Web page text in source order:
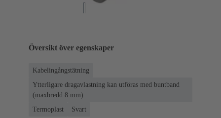
Översikt över egenskaper
Kabelingångstätning
Ytterligare dragavlastning kan utföras med buntband
(maxbredd 8 mm)
Termoplast
Svart